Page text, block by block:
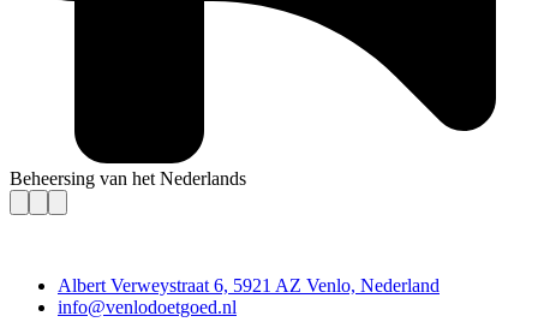
Beheersing van het Nederlands
Albert Verweystraat 6, 5921 AZ Venlo, Nederland
info@venlodoetgoed.nl